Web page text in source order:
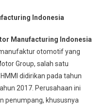
Indonesia
Manufacturing Indonesia
otomotif yang
Group, salah satu
didirikan pada tahun
2017. Perusahaan ini
penumpang, khususnya